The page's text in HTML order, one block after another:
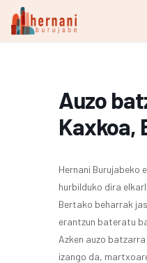
Auzo
Kaxkoa,
Hernani Burujabeko
hurbilduko dira
Bertako beharrak
erantzun bateratu
Azken auzo
izango da,